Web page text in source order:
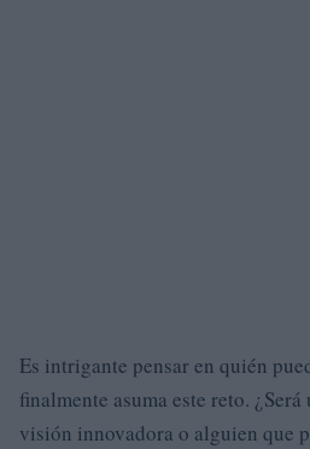
Es intrigante pensar en quién
finalmente asuma este reto.
visión innovadora o alguien que